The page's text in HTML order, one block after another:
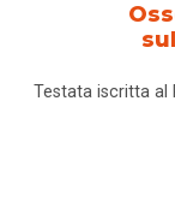
Testata iscritta al